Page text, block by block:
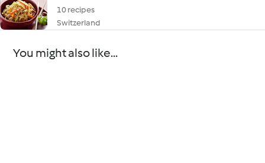
10 recipes
Switzerland
You might also like...